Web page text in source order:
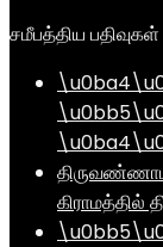
சமீபத்திய பதிவுகள்